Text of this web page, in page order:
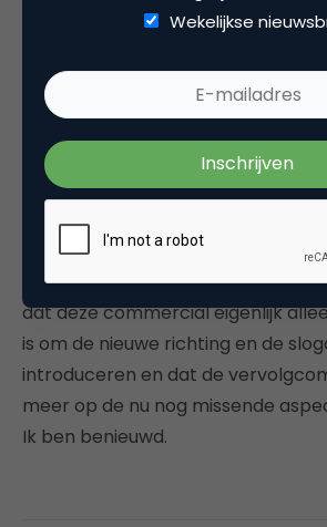
wat je nu precies ziet. Maar goed,
voorbij laten komen, zodat kijkers
uiteindelijk wel bij elkaar zullen
Toch vind ik dat die persoonlijke
klantervaring nog niet echt in
zitten. Op de massage gun na dan,
vrij bijzondere klantervaring die
met persoonlijke aandacht. Nu stel
dat deze commercial eigenlijk
is om de nieuwe richting en de
introduceren en dat de
meer op de nu nog missende
Ik ben benieuwd.
Wekelijkse